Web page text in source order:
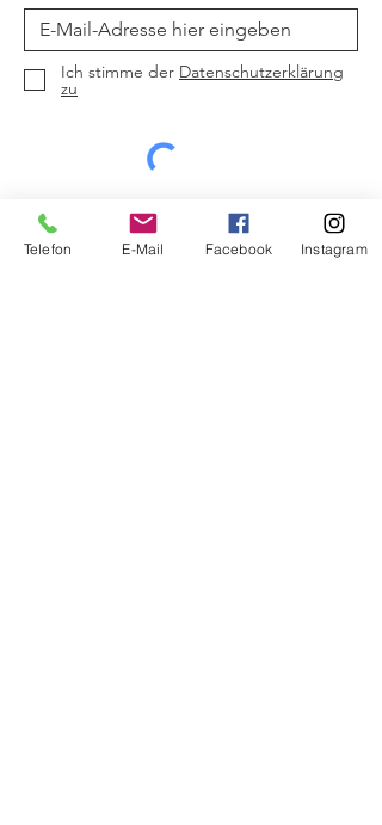
Ich stimme der Datenschutzerklärung
zu
Jetzt abonnieren
Telefon E-Mail Facebook Instagram